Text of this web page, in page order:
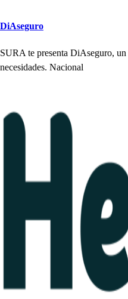
DiAseguro
SURA te presenta DiAseguro, un
necesidades. Nacional